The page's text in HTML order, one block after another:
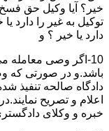
خیر؟ آیا وکیل حق فسخ
توکیل به غیر را دارد
دارد یا خیر ؟ و
10-اگر وصی
باشد.و در صورتی که
دادگاه صالحه تنفیذ
اعلام و تصریح
خبره و وکلای